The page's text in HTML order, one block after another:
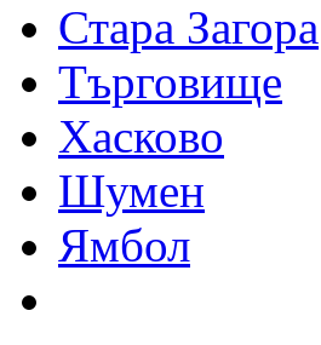
Стара Загора
Търговище
Хасково
Шумен
Ямбол